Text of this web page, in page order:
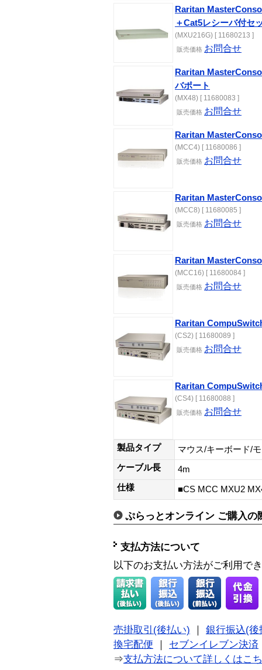
Raritan
＋Cat5レシーバ付セ
(MXU216G) [ 11680213 ]
販売価格 お問合せ
Raritan
バポート
(MX48) [ 11680083 ]
販売価格 お問合せ
Raritan
(MCC4) [ 11680086 ]
販売価格 お問合せ
Raritan
(MCC8) [ 11680085 ]
販売価格 お問合せ
Raritan
(MCC16) [ 11680084 ]
販売価格 お問合せ
Raritan
(CS2) [ 11680089 ]
販売価格 お問合せ
Raritan
(CS4) [ 11680088 ]
販売価格 お問合せ
製品タイプ
マウス/キーボード/
ケーブル長
4m
仕様
■CS MCC MXU2
ぷらっとオンライン ご購入の
支払方法について
以下のお支払い方法がご利用で
売掛取引(後払い)
銀行振込(後
換宅配便
セブンイレブン決済
⇒支払方法について詳しくはこ